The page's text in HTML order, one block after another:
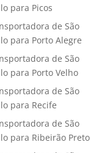
para Picos
de São
para Porto Alegre
de São
para Porto Velho
de São
para Recife
de São
para Ribeirão Preto